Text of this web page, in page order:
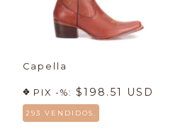
Capella
PIX -%: $198.51 USD
293 VENDIDOS.